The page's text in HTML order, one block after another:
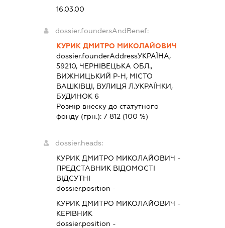
16.03.00
dossier.foundersAndBenef:
КУРИК ДМИТРО МИКОЛАЙОВИЧ
dossier.founderAddressУКРАЇНА,
59210, ЧЕРНІВЕЦЬКА ОБЛ.,
ВИЖНИЦЬКИЙ Р-Н, МІСТО
ВАШКІВЦІ, ВУЛИЦЯ Л.УКРАЇНКИ,
БУДИНОК 6
Розмір внеску до статутного
фонду (грн.): 7 812 (100 %)
dossier.heads:
КУРИК ДМИТРО МИКОЛАЙОВИЧ -
ПРЕДСТАВНИК ВІДОМОСТІ
ВІДСУТНІ
dossier.position -
КУРИК ДМИТРО МИКОЛАЙОВИЧ -
КЕРІВНИК
dossier.position -